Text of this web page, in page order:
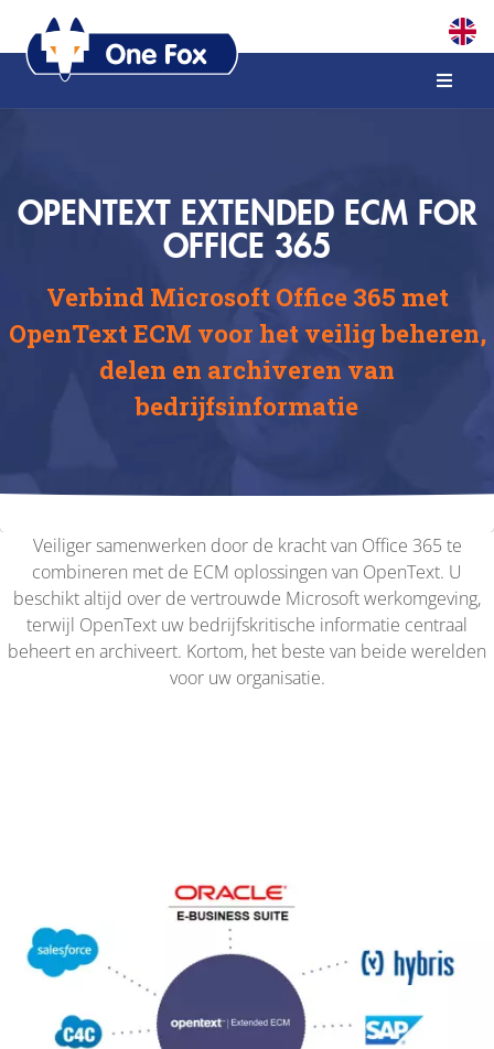
OPENTEXT EXTENDED ECM FOR
OFFICE 365
Verbind Microsoft Office 365 met
OpenText ECM voor het veilig beheren,
delen en archiveren van
bedrijfsinformatie
Veiliger samenwerken door de kracht van Office 365 te
combineren met de ECM oplossingen van OpenText. U
beschikt altijd over de vertrouwde Microsoft werkomgeving,
terwijl OpenText uw bedrijfskritische informatie centraal
beheert en archiveert. Kortom, het beste van beide werelden
voor uw organisatie.